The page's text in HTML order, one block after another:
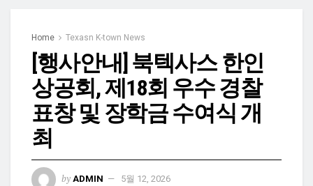
Home Texasn K-town News
[행사안내] 북텍사스 한인
상공회, 제18회 우수 경찰
표창 및 장학금 수여식 개
최
by ADMIN 5월 12, 2026